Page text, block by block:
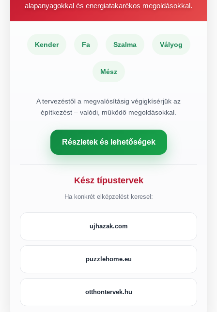
alapanyagokkal és energiatakarékos megoldásokkal.
Kender Fa Szalma Vályog
Mész
A tervezéstől a megvalósításig végigkísérjük az
építkezést – valódi, működő megoldásokkal.
Részletek és lehetőségek
Kész típustervek
Ha konkrét elképzelést keresel:
ujhazak.com
puzzlehome.eu
otthontervek.hu